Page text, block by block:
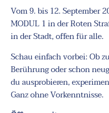
Vom 9. bis 12. September
MODUL 1 in der Roten
in der Stadt, offen für alle.
Schau einfach vorbei: Ob
Berührung oder schon
du ausprobieren,
Ganz ohne Vorkenntnisse.